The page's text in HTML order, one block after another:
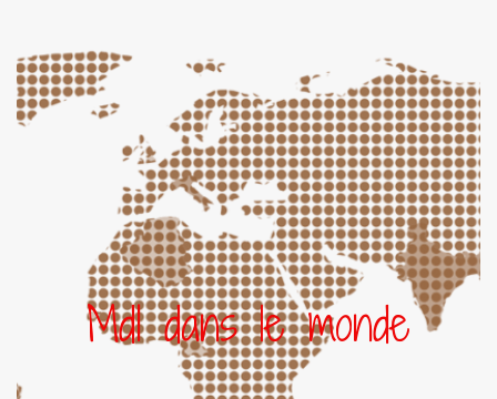
MdI dans le monde
Communautés MdI
Nous sommes présents en Italie, Londres, Guinée
Bissau, Cameroun, Algérie, Tunisie, Tchad, Inde,
Bangladesh, Honk Kong – Chine, Papouasie-
Nouvelle-Guinée, Brésil